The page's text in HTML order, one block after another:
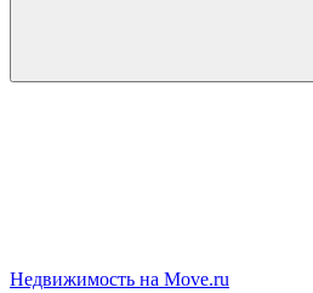
Недвижимость на Move.ru